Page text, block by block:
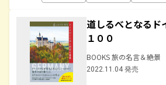
道しるべとなるド
１００
BOOKS 旅の名言＆絶景
2022.11.04 発売